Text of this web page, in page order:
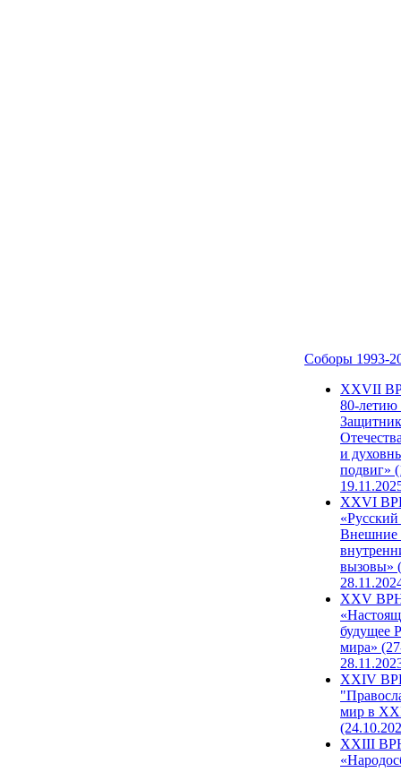
Соборы 1993-
ХХVII
80-
и
подвиг»
XXVI
Внешние
вызовы»
XXV
будущее
мира»
XXIV
мир в
XXIII